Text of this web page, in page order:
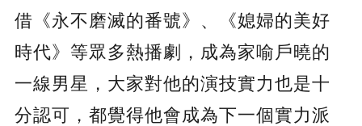
借《永不磨滅的番號》、《媳婦的美好
時代》等眾多熱播劇，成為家喻戶曉的
一線男星，大家對他的演技實力也是十
分認可，都覺得他會成為下一個實力派